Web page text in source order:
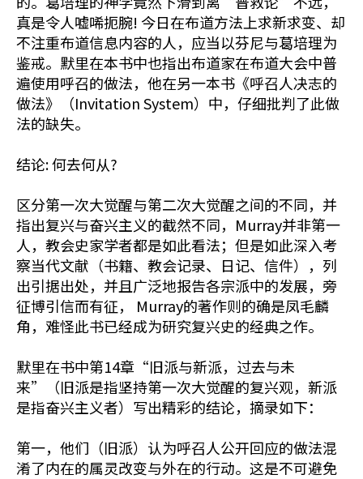
真是令人嘘唏扼腕! 今日在布道方法上求新求变、却
不注重布道信息内容的人，应当以芬尼与葛培理为
鉴戒。默里在本书中也指出布道家在布道大会中普
遍使用呼召的做法，他在另一本书《呼召人决志的
做法》（Invitation System）中，仔细批判了此做
法的缺失。
结论: 何去何从?
区分第一次大觉醒与第二次大觉醒之间的不同，并
指出复兴与奋兴主义的截然不同，Murray并非第一
人，教会史家学者都是如此看法；但是如此深入考
察当代文献（书籍、教会记录、日记、信件），列
出引据出处，并且广泛地报告各宗派中的发展，旁
征博引信而有征， Murray的著作则的确是凤毛麟
角，难怪此书已经成为研究复兴史的经典之作。
默里在书中第14章“旧派与新派，过去与未
来”（旧派是指坚持第一次大觉醒的复兴观，新派
是指奋兴主义者）写出精彩的结论，摘录如下：
第一，他们（旧派）认为呼召人公开回应的做法混
淆了内在的属灵改变与外在的行动。这是不可避免